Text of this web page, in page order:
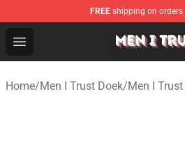
FREE shipping on orders
Open menu
Men I Trust Shop - Official
Home/Men I Trust Doek/Men I